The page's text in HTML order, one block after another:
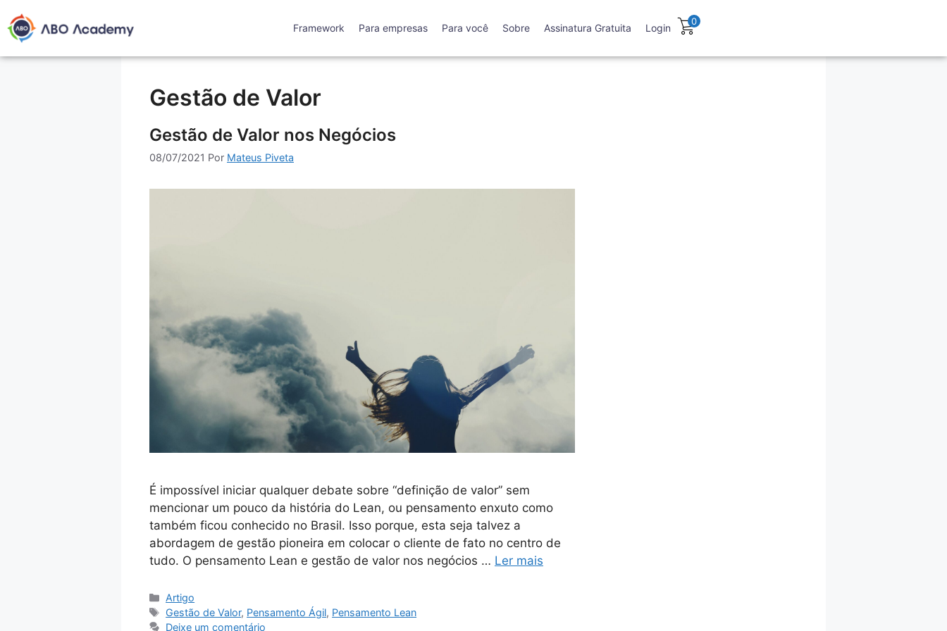
Framework Para empresas Para você Sobre Assinatura Gratuita Login
0
Gestão de Valor
Gestão de Valor nos Negócios
08/07/2021 Por Mateus Piveta
É impossível iniciar qualquer debate sobre “definição de valor” sem
mencionar um pouco da história do Lean, ou pensamento enxuto como
também ficou conhecido no Brasil. Isso porque, esta seja talvez a
abordagem de gestão pioneira em colocar o cliente de fato no centro de
tudo. O pensamento Lean e gestão de valor nos negócios … Ler mais
Artigo
Gestão de Valor, Pensamento Ágil, Pensamento Lean
Deixe um comentário